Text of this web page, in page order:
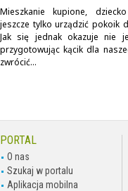
Mieszkanie kupione,
jeszcze tylko urządzić pokoik
Jak się jednak okazuje nie
przygotowując kącik dla
zwrócić...
PORTAL
O nas
Szukaj w portalu
Aplikacja mobilna